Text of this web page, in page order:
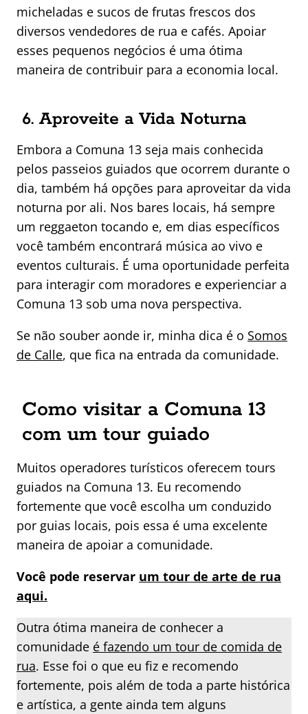
micheladas e sucos de frutas frescos dos
diversos vendedores de rua e cafés. Apoiar
esses pequenos negócios é uma ótima
maneira de contribuir para a economia local.
6. Aproveite a Vida Noturna
Embora a Comuna 13 seja mais conhecida
pelos passeios guiados que ocorrem durante o
dia, também há opções para aproveitar da vida
noturna por ali. Nos bares locais, há sempre
um reggaeton tocando e, em dias específicos
você também encontrará música ao vivo e
eventos culturais. É uma oportunidade perfeita
para interagir com moradores e experienciar a
Comuna 13 sob uma nova perspectiva.
Se não souber aonde ir, minha dica é o Somos
de Calle, que fica na entrada da comunidade.
Como visitar a Comuna 13
com um tour guiado
Muitos operadores turísticos oferecem tours
guiados na Comuna 13. Eu recomendo
fortemente que você escolha um conduzido
por guias locais, pois essa é uma excelente
maneira de apoiar a comunidade.
Você pode reservar um tour de arte de rua
aqui.
Outra ótima maneira de conhecer a
comunidade é fazendo um tour de comida de
rua. Esse foi o que eu fiz e recomendo
fortemente, pois além de toda a parte histórica
e artística, a gente ainda tem alguns